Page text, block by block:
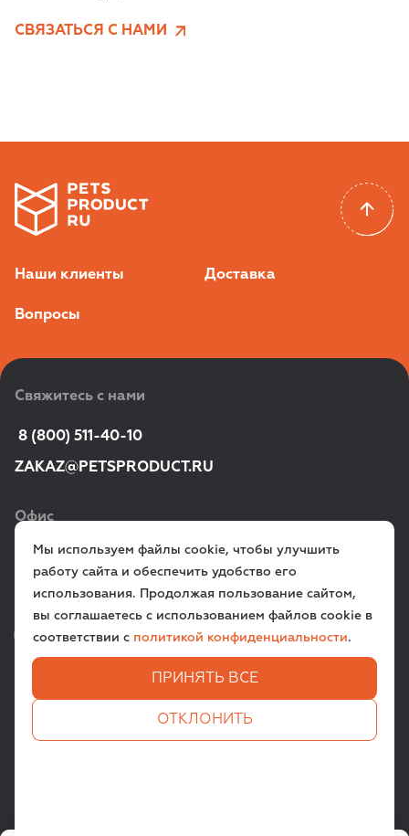
СВЯЗАТЬСЯ С НАМИ
Наши клиенты Доставка
Вопросы
Свяжитесь с нами
8 (800) 511-40-10
ZAKAZ@PETSPRODUCT.RU
Офис
г. Санкт‑Петербург,
ул. Всеволода Вишневского, д. 12a
VK TG
Мы используем файлы cookie, чтобы улучшить
работу сайта и обеспечить удобство его
использования. Продолжая пользование сайтом,
вы соглашаетесь с использованием файлов cookie в
соответствии с политикой конфиденциальности.
ПРИНЯТЬ ВСЕ
ОТКЛОНИТЬ